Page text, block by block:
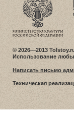
© 2026—2013
Использование
Написать письмо
Техническая